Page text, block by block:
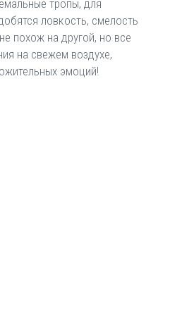
тропы, для
ловкость, смелость
похож на другой, но все
на свежем воздухе,
эмоций!